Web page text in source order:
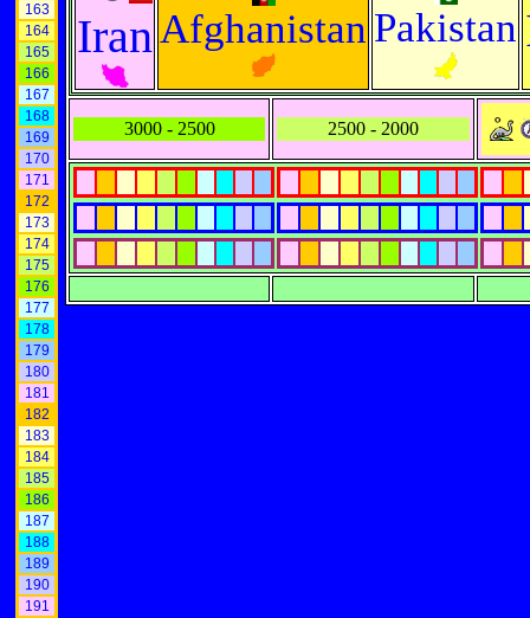
163
164
165
166
167
168
169
170
171
172
173
174
175
176
177
178
179
180
181
182
183
184
185
186
187
188
189
190
191
IranAfghanistan Pakistan
3000 - 2500 2500 - 2000